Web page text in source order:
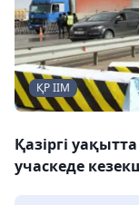
ҚР ІІМ
Қазіргі
учаскеде